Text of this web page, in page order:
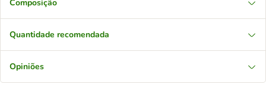
Composição
Quantidade recomendada
Opiniões